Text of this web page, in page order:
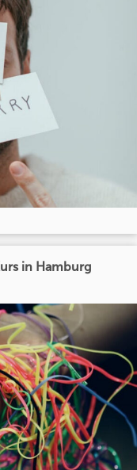
in Hamburg